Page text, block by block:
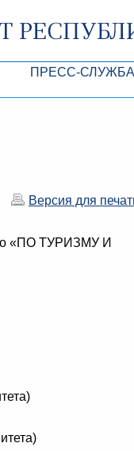
и иных актов
ПРЕСС-СЛУЖБА
Аккредитация СМИ
Версия для
«ПО ТУРИЗМУ И